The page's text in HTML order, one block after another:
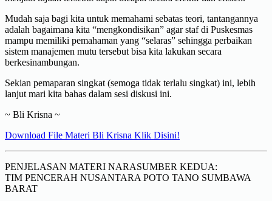
Mudah saja bagi kita untuk memahami sebatas teori, tantangannya
adalah bagaimana kita “mengkondisikan” agar staf di Puskesmas
mampu memiliki pemahaman yang “selaras” sehingga perbaikan
sistem manajemen mutu tersebut bisa kita lakukan secara
berkesinambungan.
Sekian pemaparan singkat (semoga tidak terlalu singkat) ini, lebih
lanjut mari kita bahas dalam sesi diskusi ini.
~ Bli Krisna ~
Download File Materi Bli Krisna Klik Disini!
PENJELASAN MATERI NARASUMBER KEDUA:
TIM PENCERAH NUSANTARA POTO TANO SUMBAWA
BARAT